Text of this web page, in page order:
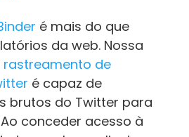
é mais do que
da web. Nossa
rastreamento de
é capaz de
brutos do Twitter para
conceder acesso à